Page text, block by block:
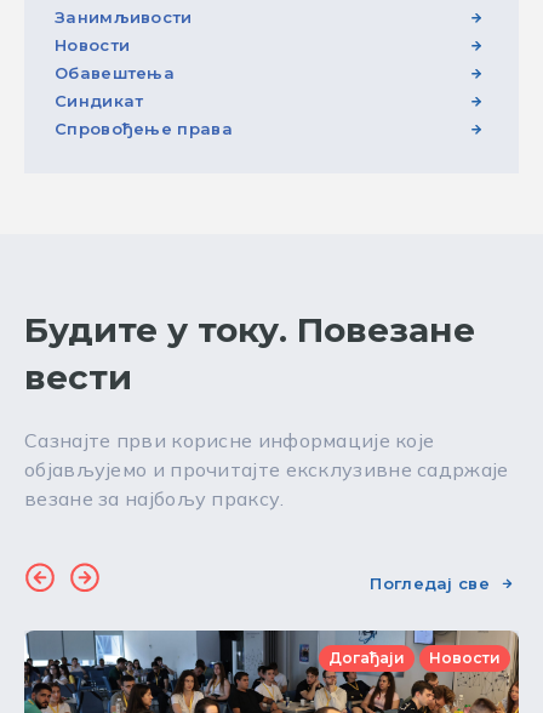
Занимљивости
Новости
Обавештења
Синдикат
Спровођење права
Будите у току. Повезане
вести
Сазнајте први корисне информације које
објављујемо и прочитајте ексклузивне садржаје
везане за најбољу праксу.
Погледај све
Догађаји Новости